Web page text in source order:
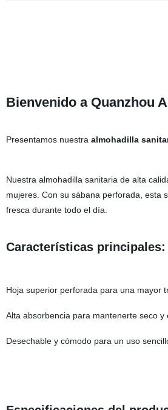
Bienvenido a Quanzhou
Presentamos nuestra almohadilla
Nuestra almohadilla sanitaria de alta
mujeres. Con su sábana perforada, esta
fresca durante todo el día.
Características principales:
Hoja superior perforada para una mayor
Alta absorbencia para mantenerte seco y
Desechable y cómodo para un uso